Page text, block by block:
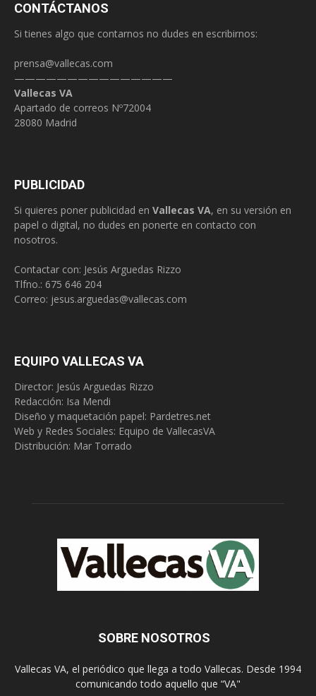
CONTÁCTANOS
Si tienes algo que contarnos no dudes en escribirnos:
prensa@vallecas.com
———————————————
Vallecas VA
Apartado de correos Nº72004
28080 Madrid
PUBLICIDAD
Si quieres poner publicidad en Vallecas VA, en su versión en
papel o digital, no dudes en ponerte en contacto con
nosotros.
Contactar con: Jesús Arguedas Rizzo
Tlfno.: 675 646 204
Correo: jesus.arguedas@vallecas.com
EQUIPO VALLECAS VA
Director: Jesús Arguedas Rizzo
Redacción: Isa Mendi
Diseño y maquetación papel: Pardetres.net
Web y Redes Sociales: Equipo de VallecasVA
Distribución: Mar Torrado
SOBRE NOSOTROS
Vallecas VA, el periódico que llega a todo Vallecas. Desde 1994
comunicando todo aquello que “VA"